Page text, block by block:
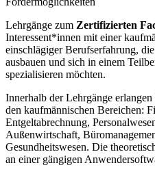
Lehrgänge zum Zertifizierten
Interessent*innen mit einer
einschlägiger Berufserfahrung,
ausbauen und sich in einem
spezialisieren möchten.
Innerhalb der Lehrgänge
den kaufmännischen Bereichen:
Entgeltabrechnung,
Außenwirtschaft,
Gesundheitswesen. Die
an einer gängigen